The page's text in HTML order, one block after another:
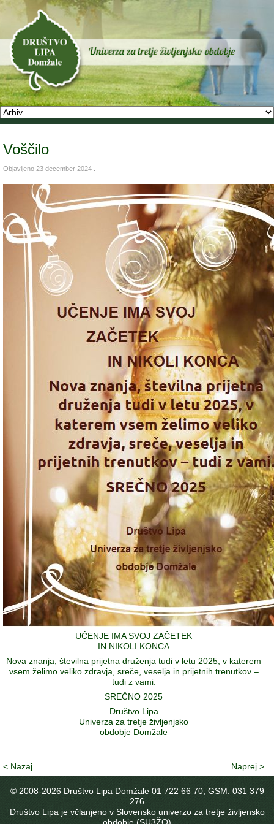
Voščilo
Objavljeno 23 december 2024
UČENJE IMA SVOJ ZAČETEK
IN NIKOLI KONCA
Nova znanja, številna prijetna druženja tudi v letu 2025, v katerem
vsem želimo veliko zdravja, sreče, veselja in prijetnih trenutkov –
tudi z vami.
SREČNO 2025
Društvo Lipa
Univerza za tretje življenjsko
obdobje Domžale
< Nazaj Naprej >
© 2008-2026 Društvo Lipa Domžale 01 722 66 70, GSM: 031 379
276
Društvo Lipa je včlanjeno v Slovensko univerzo za tretje življensko